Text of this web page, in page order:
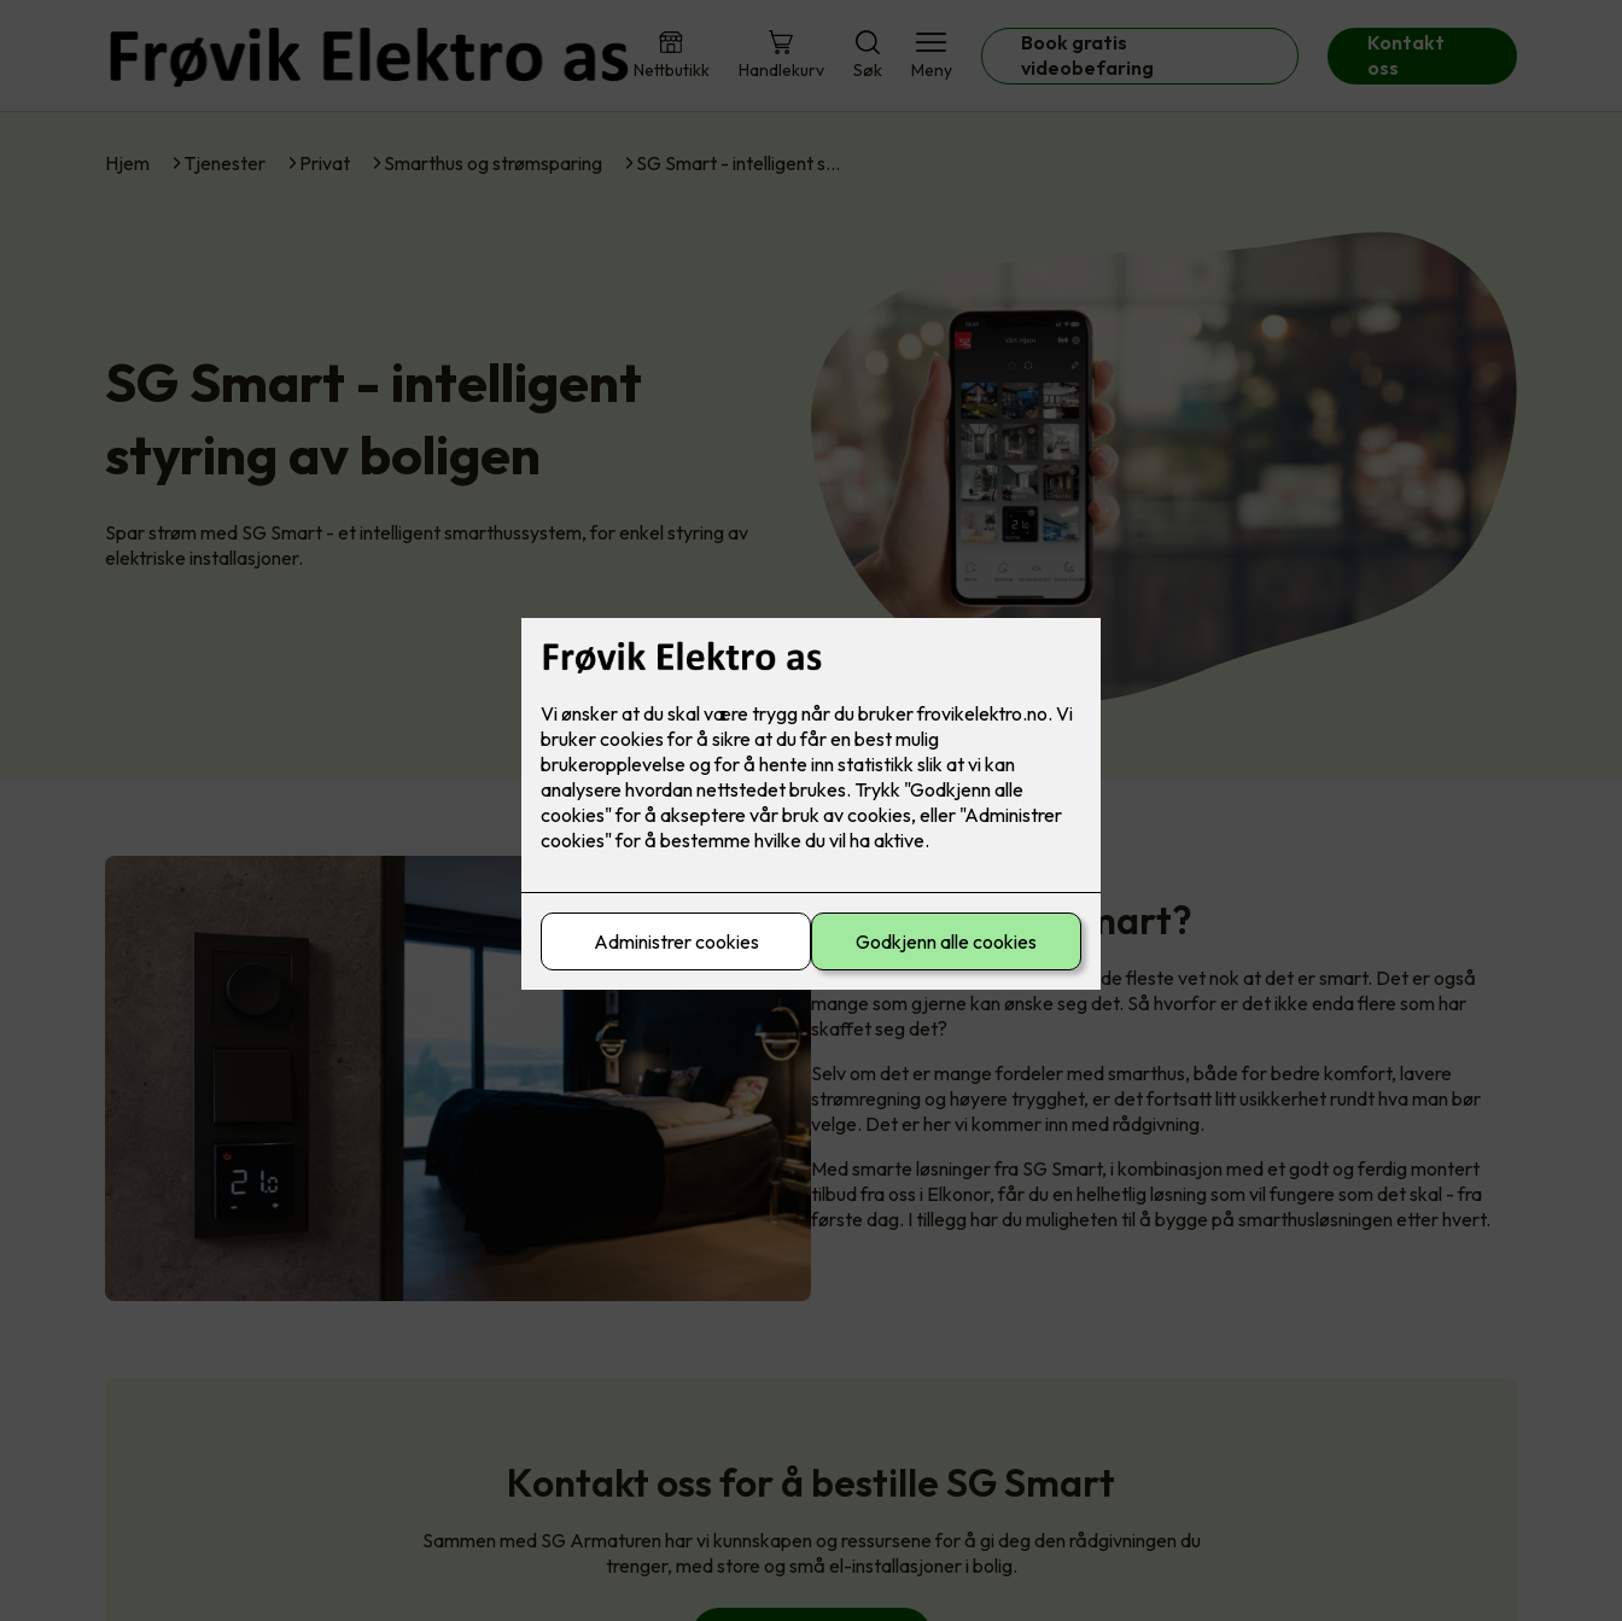
Nettbutikk Handlekurv Søk Meny
Book gratis
videobefaring
Kontakt
oss
Hjem Tjenester Privat Smarthus og strømsparing SG Smart - intelligent s…
SG Smart - intelligent
styring av boligen
Spar strøm med SG Smart - et intelligent smarthussystem, for enkel styring av
elektriske installasjoner.
Er smart bolig smart?
Joda, de fleste har hørt om det, og de fleste vet nok at det er smart. Det er også
mange som gjerne kan ønske seg det. Så hvorfor er det ikke enda flere som har
skaffet seg det?
Selv om det er mange fordeler med smarthus, både for bedre komfort, lavere
strømregning og høyere trygghet, er det fortsatt litt usikkerhet rundt hva man bør
velge. Det er her vi kommer inn med rådgivning.
Med smarte løsninger fra SG Smart, i kombinasjon med et godt og ferdig montert
tilbud fra oss i Elkonor, får du en helhetlig løsning som vil fungere som det skal - fra
første dag. I tillegg har du muligheten til å bygge på smarthusløsningen etter hvert.
Kontakt oss for å bestille SG Smart
Sammen med SG Armaturen har vi kunnskapen og ressursene for å gi deg den rådgivningen du
trenger, med store og små el-installasjoner i bolig.